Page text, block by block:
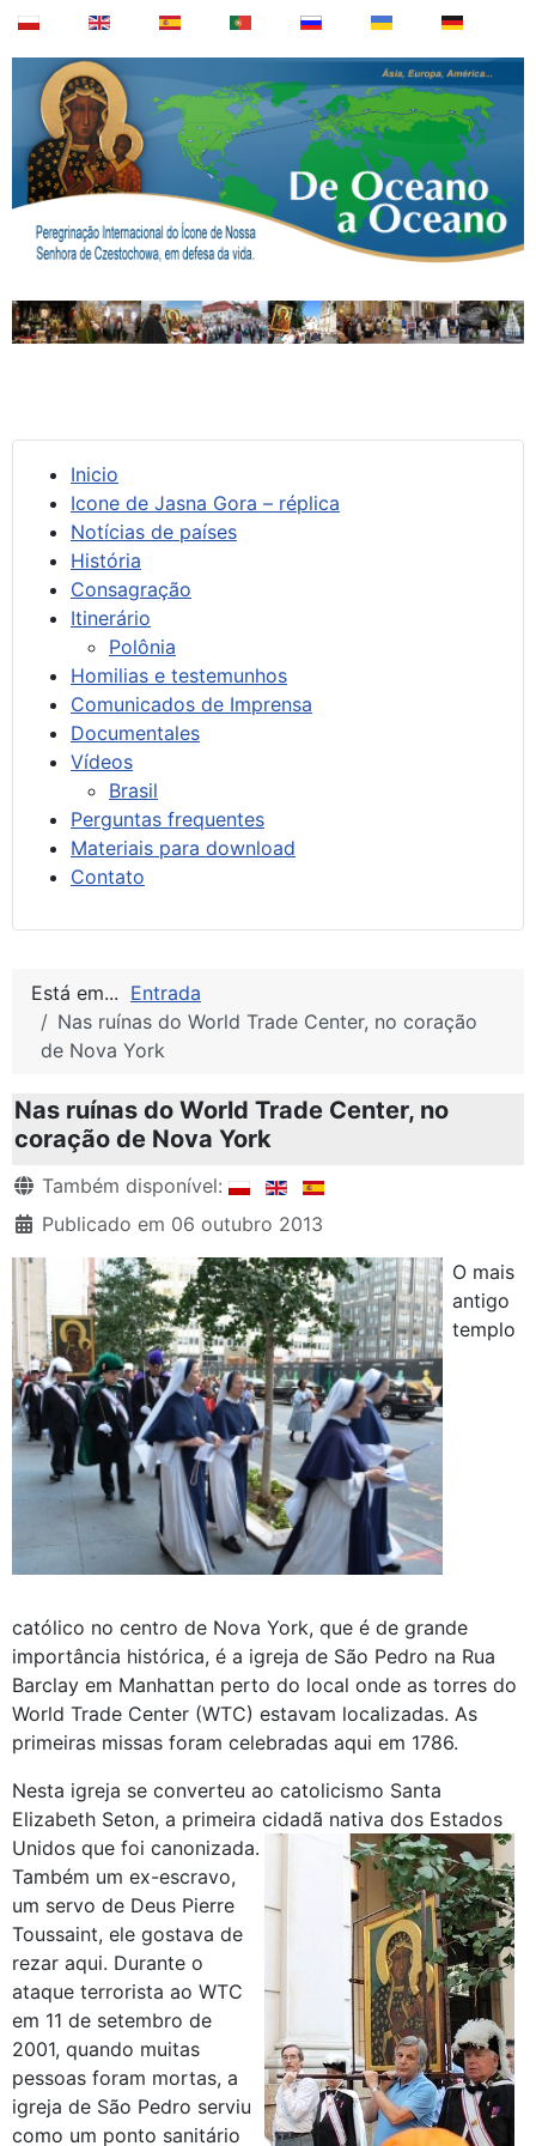
Inicio
Icone de Jasna Gora – réplica
Notícias de países
História
Consagração
Itinerário
Polônia
Homilias e testemunhos
Comunicados de Imprensa
Documentales
Vídeos
Brasil
Perguntas frequentes
Materiais para download
Contato
Está em... Entrada
Nas ruínas do World Trade Center, no coração
de Nova York
Nas ruínas do World Trade Center, no
coração de Nova York
Detalhes
Também disponível:
Publicado em 06 outubro 2013
O mais
antigo
templo
católico no centro de Nova York, que é de grande
importância histórica, é a igreja de São Pedro na Rua
Barclay em Manhattan perto do local onde as torres do
World Trade Center (WTC) estavam localizadas. As
primeiras missas foram celebradas aqui em 1786.
Nesta igreja se converteu ao catolicismo Santa
Elizabeth Seton, a primeira cidadã nativa dos Estados
Unidos que foi canonizada.
Também um ex-escravo,
um servo de Deus Pierre
Toussaint, ele gostava de
rezar aqui. Durante o
ataque terrorista ao WTC
em 11 de setembro de
2001, quando muitas
pessoas foram mortas, a
igreja de São Pedro serviu
como um ponto sanitário